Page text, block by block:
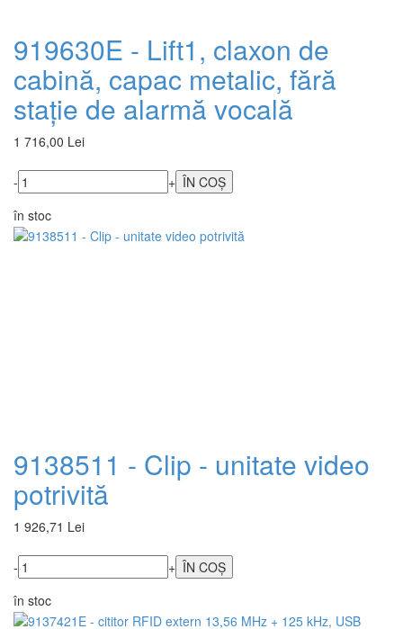
919630E - Lift1, claxon de
cabină, capac metalic, fără
stație de alarmă vocală
1 716,00 Lei
-
+
în stoc
9138511 - Clip - unitate video
potrivită
1 926,71 Lei
-
+
în stoc